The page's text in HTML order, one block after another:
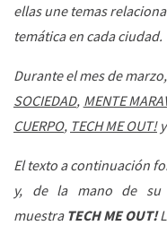
ellas une temas
temática en cada ciudad.
Durante el mes de
SOCIEDAD, MENTE
CUERPO, TECH ME OUT!y
El texto a continuación
y, de la mano de su
muestra TECH ME OUT!